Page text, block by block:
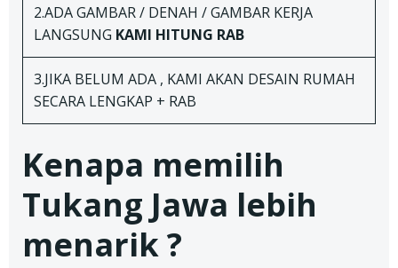
2.ADA GAMBAR / DENAH / GAMBAR KERJA
LANGSUNG KAMI HITUNG RAB
3.JIKA BELUM ADA , KAMI AKAN DESAIN RUMAH
SECARA LENGKAP + RAB
Kenapa memilih
Tukang Jawa lebih
menarik ?